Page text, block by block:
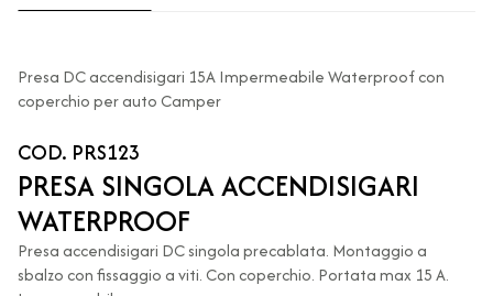
Presa DC accendisigari 15A Impermeabile Waterproof con
coperchio per auto Camper
COD. PRS123
PRESA SINGOLA ACCENDISIGARI
WATERPROOF
Presa accendisigari DC singola precablata. Montaggio a
sbalzo con fissaggio a viti. Con coperchio. Portata max 15 A.